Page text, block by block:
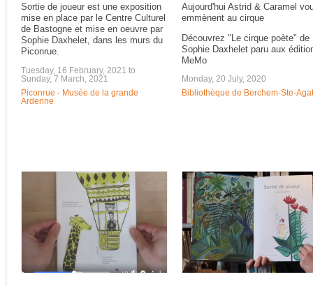
Sortie de joueur est une exposition
mise en place par le Centre Culturel
de Bastogne et mise en oeuvre par
Sophie Daxhelet, dans les murs du
Piconrue.
Tuesday, 16 February, 2021 to
Sunday, 7 March, 2021
Piconrue - Musée de la grande
Ardenne
Aujourd'hui Astrid & Caramel
emmènent au cirque
Découvrez "Le cirque poète" de
Sophie Daxhelet paru aux
MeMo
Monday, 20 July, 2020
Bibliothèque de Berchem-Ste-